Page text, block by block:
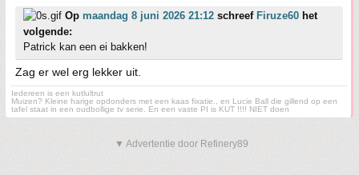
Op maandag 8 juni 2026 21:12 schreef Firuze60 het
volgende:
Patrick kan een ei bakken!
Zag er wel erg lekker uit.
Iedereen is een kutlultrut
Muizen? Kleine harige opdonders met een kaas fixatie., en Lucie Ball die gillend op een
tafel staat in een oudbollige tv serie. En een vaste PI is KUT !!!! NIET doen
▼ Advertentie door Refinery89